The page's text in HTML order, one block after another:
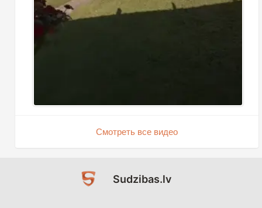
Смотреть все видео
Sudzibas.lv